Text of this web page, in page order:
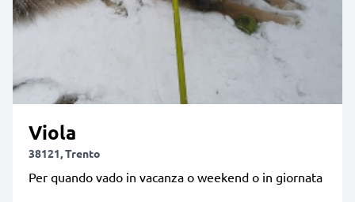
Viola
38121, Trento
Per quando vado in vacanza o weekend o in giornata